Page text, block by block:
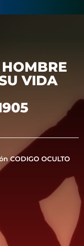
VIDA
CODIGO OCULTO